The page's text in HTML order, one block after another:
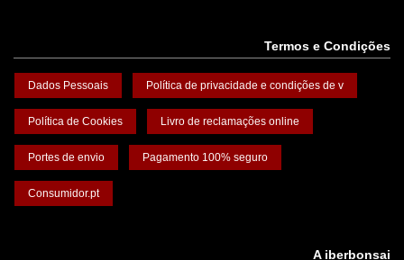
Termos e Condições
Dados Pessoais Política de privacidade e condições de v
Política de Cookies Livro de reclamações online
Portes de envio Pagamento 100% seguro
Consumidor.pt
A iberbonsai